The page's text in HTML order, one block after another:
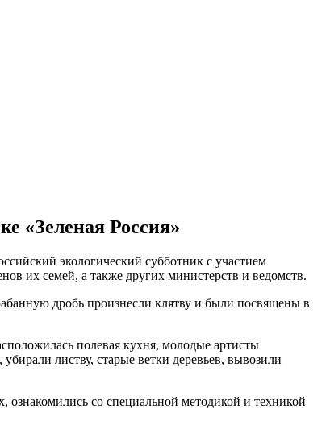
«Зеленая Россия»
экологический субботник с участием
их семей, а также других министерств и ведомств.
дробь произнесли клятву и были посвящены в
полевая кухня, молодые артисты
листву, старые ветки деревьев, вывозили
со специальной методикой и техникой